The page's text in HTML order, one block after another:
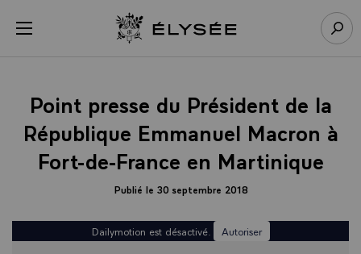
menu Retour à l’accueil Élysée
Point presse du Président de la
République Emmanuel Macron à
Fort-de-France en Martinique
Publié le 30 septembre 2018
Dailymotion est désactivé. Autoriser
Panneau de gestion des cookies